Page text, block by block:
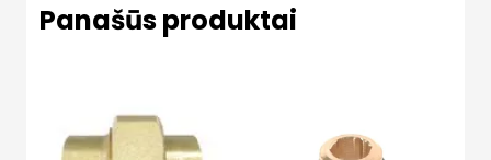
Panašūs produktai